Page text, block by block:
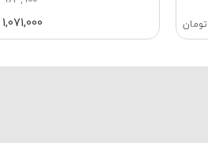
تومان 1,071,000